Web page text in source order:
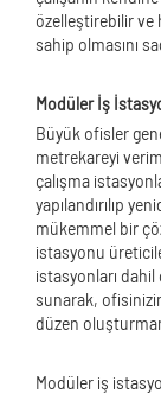
özelleştirebilir ve
sahip olmasını
Modüler İş
Büyük ofisler
metrekareyi
çalışma
yapılandırılıp
mükemmel bir
istasyonu
istasyonları
sunarak,
düzen
Modüler iş